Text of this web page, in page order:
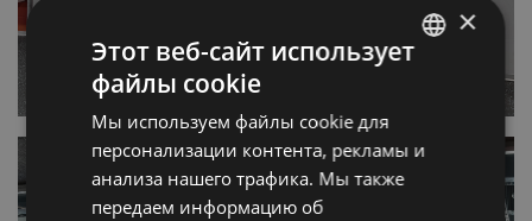
×
Этот веб-сайт использует
файлы cookie
Мы используем файлы cookie для
персонализации контента, рекламы и
анализа нашего трафика. Мы также
передаем информацию об